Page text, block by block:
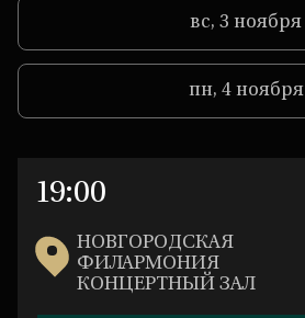
вс, 3 ноября
пн, 4 ноября
чт,
31
октября
19:00
НОВГОРОДСКАЯ
ФИЛАРМОНИЯ
КОНЦЕРТНЫЙ ЗАЛ